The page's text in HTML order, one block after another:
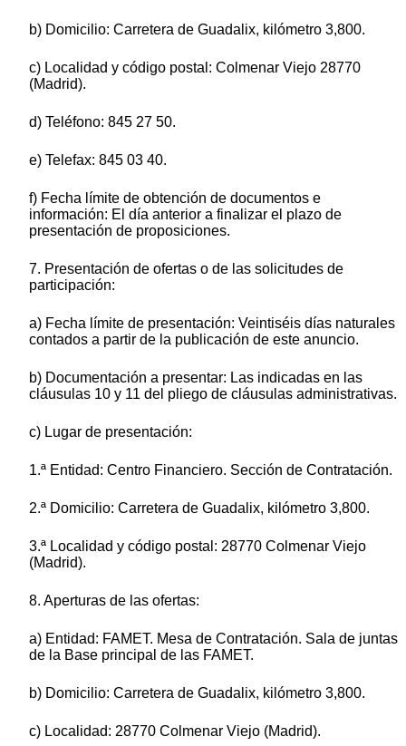
b) Domicilio: Carretera de Guadalix, kilómetro 3,800.
c) Localidad y código postal: Colmenar Viejo 28770
(Madrid).
d) Teléfono: 845 27 50.
e) Telefax: 845 03 40.
f) Fecha límite de obtención de documentos e
información: El día anterior a finalizar el plazo de
presentación de proposiciones.
7. Presentación de ofertas o de las solicitudes de
participación:
a) Fecha límite de presentación: Veintiséis días naturales
contados a partir de la publicación de este anuncio.
b) Documentación a presentar: Las indicadas en las
cláusulas 10 y 11 del pliego de cláusulas administrativas.
c) Lugar de presentación:
1.ª Entidad: Centro Financiero. Sección de Contratación.
2.ª Domicilio: Carretera de Guadalix, kilómetro 3,800.
3.ª Localidad y código postal: 28770 Colmenar Viejo
(Madrid).
8. Aperturas de las ofertas:
a) Entidad: FAMET. Mesa de Contratación. Sala de juntas
de la Base principal de las FAMET.
b) Domicilio: Carretera de Guadalix, kilómetro 3,800.
c) Localidad: 28770 Colmenar Viejo (Madrid).